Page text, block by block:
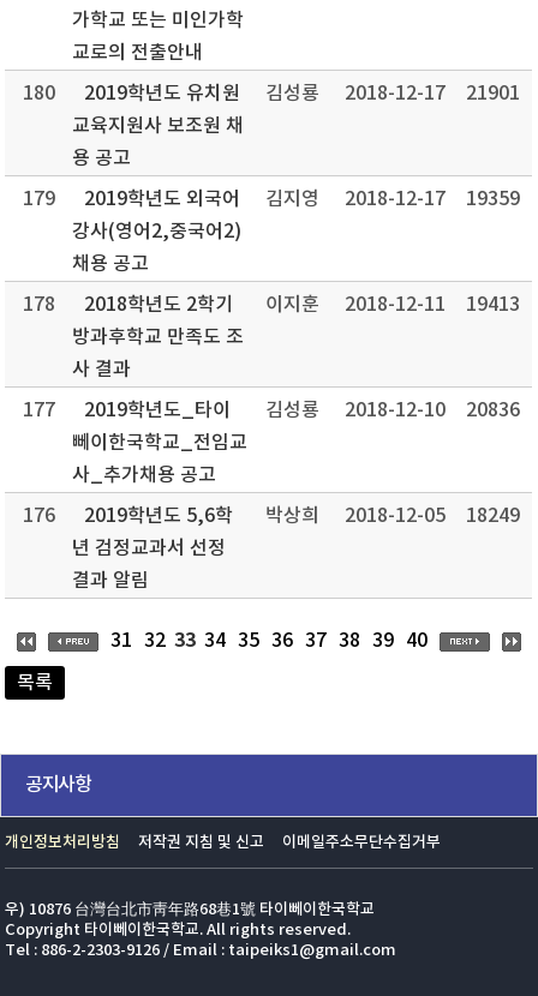
가학교 또는 미인가학
교로의 전출안내
180
2019학년도 유치원
교육지원사 보조원 채
용 공고
김성룡 2018-12-17 21901
179
2019학년도 외국어
강사(영어2,중국어2)
채용 공고
김지영 2018-12-17 19359
178
2018학년도 2학기
방과후학교 만족도 조
사 결과
이지훈 2018-12-11 19413
177
2019학년도_타이
뻬이한국학교_전임교
사_추가채용 공고
김성룡 2018-12-10 20836
176
2019학년도 5,6학
년 검정교과서 선정
결과 알림
박상희 2018-12-05 18249
31 32 33 34 35 36 37 38 39
40
목록
공지사항
개인정보처리방침 저작권 지침 및 신고 이메일주소무단수집거부
우) 10876 台灣台北市靑年路68巷1號 타이뻬이한국학교
Copyright 타이뻬이한국학교. All rights reserved.
Tel : 886-2-2303-9126 / Email : taipeiks1@gmail.com